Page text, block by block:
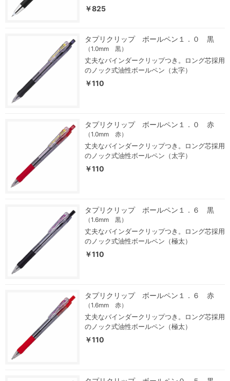
￥825
タプリクリップ ボールペン１．０ 黒
（1.0mm 黒）
丈夫なバインダークリップつき。ロング芯採用
のノック式油性ボールペン（太字）
￥110
タプリクリップ ボールペン１．０ 赤
（1.0mm 赤）
丈夫なバインダークリップつき。ロング芯採用
のノック式油性ボールペン（太字）
￥110
タプリクリップ ボールペン１．６ 黒
（1.6mm 黒）
丈夫なバインダークリップつき。ロング芯採用
のノック式油性ボールペン（極太）
￥110
タプリクリップ ボールペン１．６ 赤
（1.6mm 赤）
丈夫なバインダークリップつき。ロング芯採用
のノック式油性ボールペン（極太）
￥110